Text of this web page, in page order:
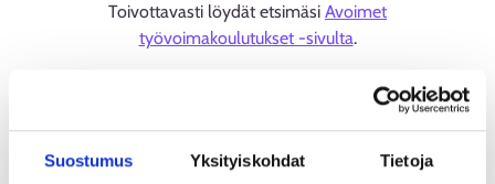
Suostumus Yksityiskohdat Tietoja
Toivottavasti löydät etsimäsi Avoimet
työvoimakoulutukset -sivulta.